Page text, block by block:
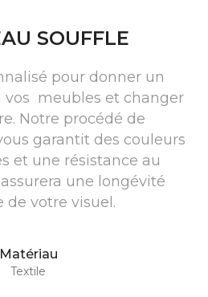
SOUFFLE
pour donner un
vos meubles et changer
Notre procédé de
garantit des couleurs
et une résistance au
une longévité
de votre visuel.
Matériau
Textile